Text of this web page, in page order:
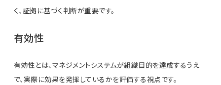
く、証拠に基づく判断が重要です。
有効性
有効性とは、マネジメントシステムが組織目的を達成するうえ
で、実際に効果を発揮しているかを評価する視点です。